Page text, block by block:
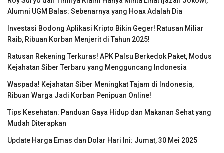
Alumni UGM Balas: Sebenarnya yang Hoax Adalah Dia
Investasi Bodong Aplikasi Kripto Bikin Geger! Ratusan Miliar
Raib, Ribuan Korban Menjerit di Tahun 2025!
Ratusan Rekening Terkuras! APK Palsu Berkedok Paket, Modus
Kejahatan Siber Terbaru yang Mengguncang Indonesia
Waspada! Kejahatan Siber Meningkat Tajam di Indonesia,
Ribuan Warga Jadi Korban Penipuan Online!
Tips Kesehatan: Panduan Gaya Hidup dan Makanan Sehat yang
Mudah Diterapkan
Update Harga Emas dan Dolar Hari Ini: Jumat, 30 Mei 2025